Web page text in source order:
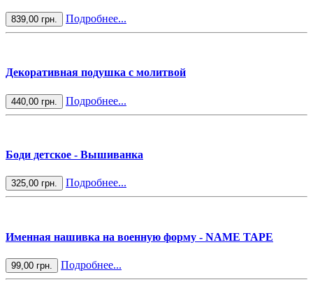
839,00 грн. Подробнее...
Декоративная подушка с молитвой
440,00 грн. Подробнее...
Боди детское - Вышиванка
325,00 грн. Подробнее...
Именная нашивка на военную форму - NAME TAPE
99,00 грн. Подробнее...